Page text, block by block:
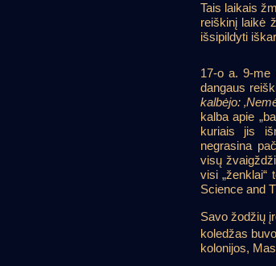
Tais laikais
reiškinį laikė
išsipildyti
17-o a. 9-me
dangaus
kalbėjo:
kalba apie
kuriais jis
negrasina
visų
visi „ženklai“
Science and
Savo žodžių
koledžas
kolonijos,